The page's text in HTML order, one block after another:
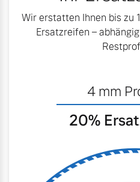
Wir erstatten Ihnen bis zu
Ersatzreifen –
4mm
20%